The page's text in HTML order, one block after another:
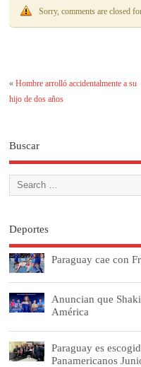
Sorry, comments are closed
«Hombre arrolló accidentalmente a su
hijo de dos años
Buscar
Deportes
Paraguay cae con
Anuncian que
América
Paraguay es
Panamericanos